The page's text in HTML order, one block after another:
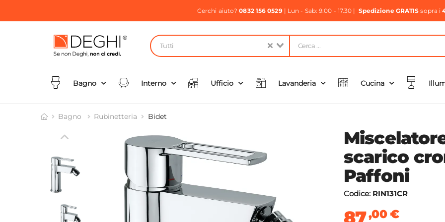
Cerchi aiuto?0832 156 0529| Lun - Sab: 9.00 - 17.30 | Spedizione GRATIS sopra i
Tutti
Bagno Interno Ufficio Lavanderia Cucina
Bagno Rubinetteria Bidet
scarico
Paffoni
Codice: RIN131CR
,00€